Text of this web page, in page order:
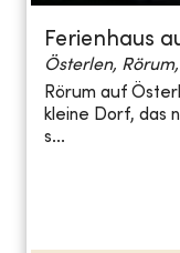
Ferienhaus
Österlen,
Rörum auf
kleine Dorf, das
s...